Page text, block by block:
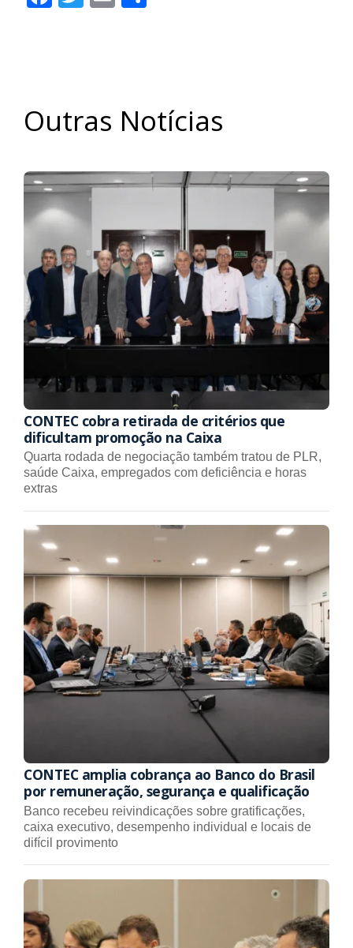
Outras Notícias
CONTEC cobra retirada de critérios que
dificultam promoção na Caixa
Quarta rodada de negociação também tratou de PLR,
saúde Caixa, empregados com deficiência e horas
extras
CONTEC amplia cobrança ao Banco do Brasil
por remuneração, segurança e qualificação
Banco recebeu reivindicações sobre gratificações,
caixa executivo, desempenho individual e locais de
difícil provimento